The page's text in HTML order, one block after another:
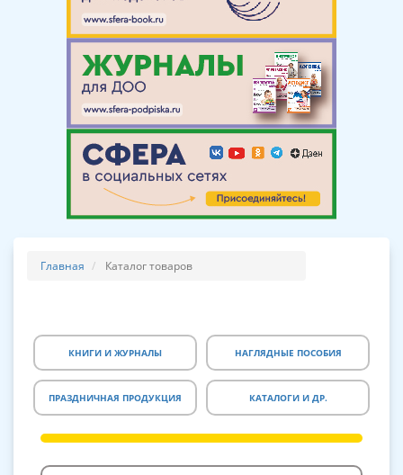
Главная Каталог товаров
КНИГИ И ЖУРНАЛЫ НАГЛЯДНЫЕ ПОСОБИЯ
ПРАЗДНИЧНАЯ ПРОДУКЦИЯ КАТАЛОГИ И ДР.